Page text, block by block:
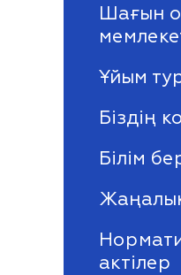
Шағын
Ұйым
Біздің
Білім
актілер